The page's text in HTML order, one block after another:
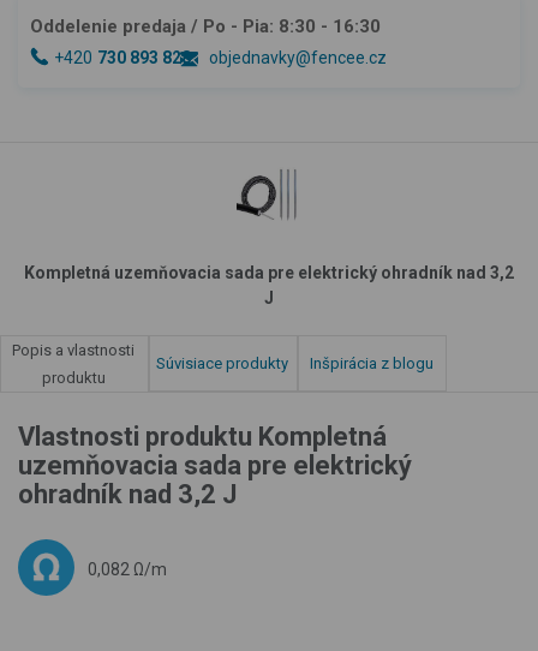
Oddelenie predaja / Po - Pia: 8:30 - 16:30
+420 730 893 828 objednavky@fencee.cz
Kompletná uzemňovacia sada pre elektrický ohradník nad 3,2
J
Popis a vlastnosti
produktu
Súvisiace produkty Inšpirácia z blogu
Vlastnosti produktu Kompletná
uzemňovacia sada pre elektrický
ohradník nad 3,2 J
0,082 Ω/m